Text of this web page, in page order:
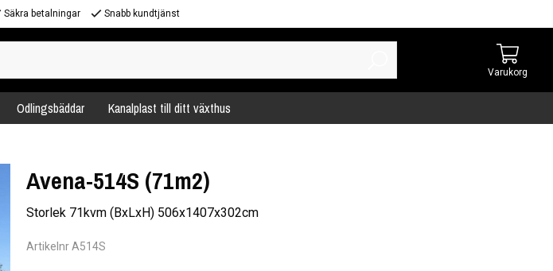
Säkra betalningar Snabb kundtjänst
Varukorg
Odlingsbäddar Kanalplast till ditt växthus
Avena-514S (71m2)
Storlek 71kvm (BxLxH) 506x1407x302cm
Artikelnr A514S